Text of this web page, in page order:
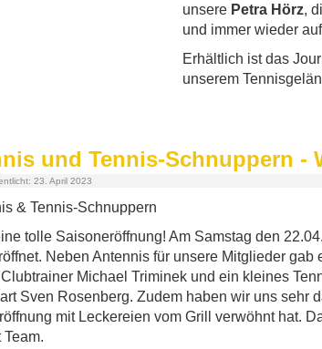
unsere Petra Hörz,
und immer wieder
Erhältlich ist das
unserem
und Tennis-Schnuppern -
23. April 2023
tolle Saisoneröffnung! Am Samstag den
Neben Antennis für unsere Mitglieder
Michael Triminek und ein kleines
Sven Rosenberg. Zudem haben wir uns sehr
mit Leckereien vom Grill verwöhnt hat.
Team.